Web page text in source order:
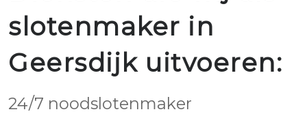
slotenmaker in
Geersdijk uitvoeren:
24/7 noodslotenmaker